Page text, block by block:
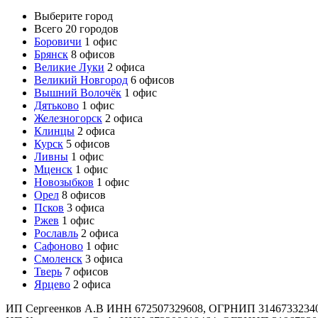
Выберите город
Всего 20 городов
Боровичи 1 офис
Брянск 8 офисов
Великие Луки 2 офиса
Великий Новгород 6 офисов
Вышний Волочёк 1 офис
Дятьково 1 офис
Железногорск 2 офиса
Клинцы 2 офиса
Курск 5 офисов
Ливны 1 офис
Мценск 1 офис
Новозыбков 1 офис
Орел 8 офисов
Псков 3 офиса
Ржев 1 офис
Рославль 2 офиса
Сафоново 1 офис
Смоленск 3 офиса
Тверь 7 офисов
Ярцево 2 офиса
ИП Сергеенков А.В ИНН 672507329608, ОГРНИП